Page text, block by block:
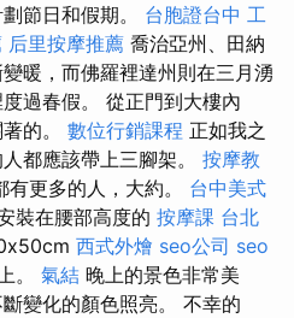
節日和假期。 台胞證台中 工
后里按摩推薦 喬治亞州、田納
暖，而佛羅裡達州則在三月湧
過春假。 從正門到大樓內
的。 數位行銷課程 正如我之
都應該帶上三腳架。 按摩教
更多的人，大約。 台中美式
裝在腰部高度的 按摩課 台北
西式外燴 seo公司 seo
。 氣結 晚上的景色非常美
變化的顏色照亮。 不幸的